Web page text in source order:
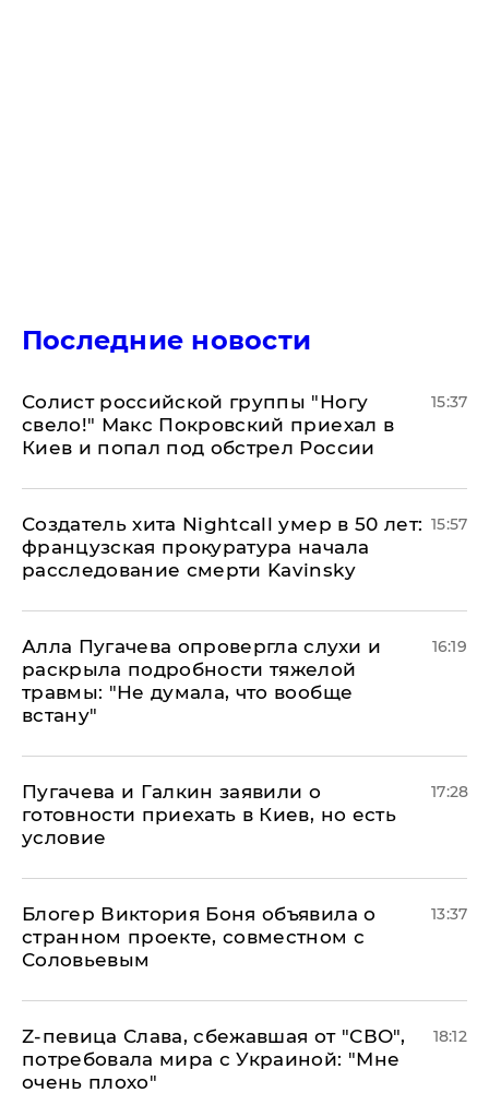
Последние новости
Солист российской группы "Ногу
свело!" Макс Покровский приехал в
Киев и попал под обстрел России
15:37
Создатель хита Nightcall умер в 50 лет:
французская прокуратура начала
расследование смерти Kavinsky
15:57
Алла Пугачева опровергла слухи и
раскрыла подробности тяжелой
травмы: "Не думала, что вообще
встану"
16:19
Пугачева и Галкин заявили о
готовности приехать в Киев, но есть
условие
17:28
Блогер Виктория Боня объявила о
странном проекте, совместном с
Соловьевым
13:37
Z-певица Слава, сбежавшая от "СВО",
потребовала мира с Украиной: "Мне
очень плохо"
18:12